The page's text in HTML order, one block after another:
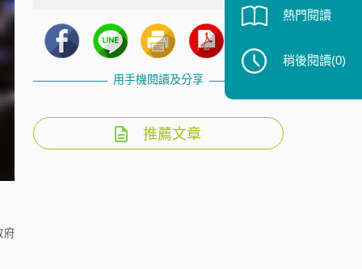
府
用手機閱讀及分享
推薦文章
熱門閱讀
稍後閱讀(0)